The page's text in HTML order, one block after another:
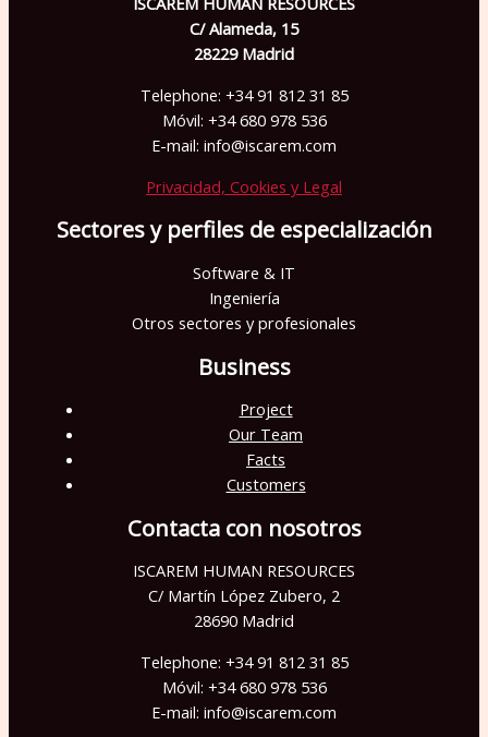
C/ Alameda, 15
28229 Madrid
Telephone: +34 91 812 31 85
Móvil: +34 680 978 536
E-mail: info@iscarem.com
Privacidad, Cookies y Legal
Sectores y perfiles de especialización
Software & IT
Ingeniería
Otros sectores y profesionales
Business
Project
Our Team
Facts
Customers
Contacta con nosotros
ISCAREM HUMAN RESOURCES
C/ Martín López Zubero, 2
28690 Madrid
Telephone: +34 91 812 31 85
Móvil: +34 680 978 536
E-mail: info@iscarem.com